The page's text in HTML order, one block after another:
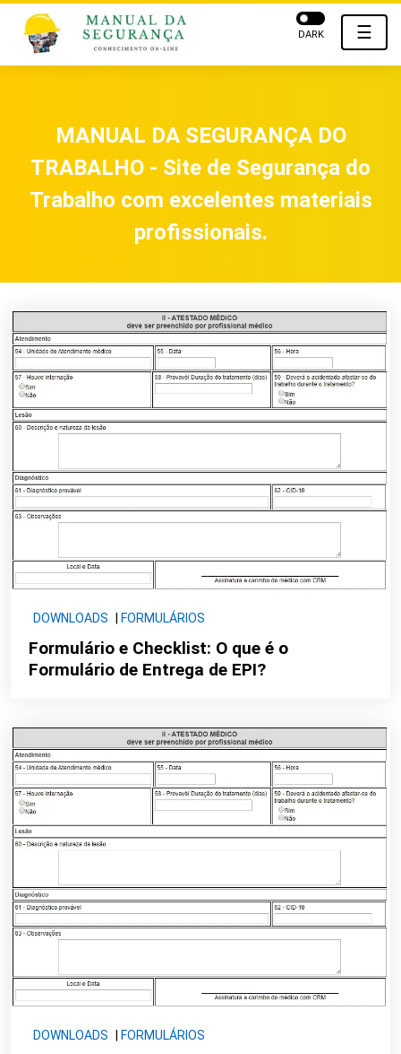
☰
DARK
MANUAL DA SEGURANÇA DO
TRABALHO - Site de Segurança do
Trabalho com excelentes materiais
profissionais.
DOWNLOADS FORMULÁRIOS
Formulário e Checklist: O que é o
Formulário de Entrega de EPI?
DOWNLOADS FORMULÁRIOS